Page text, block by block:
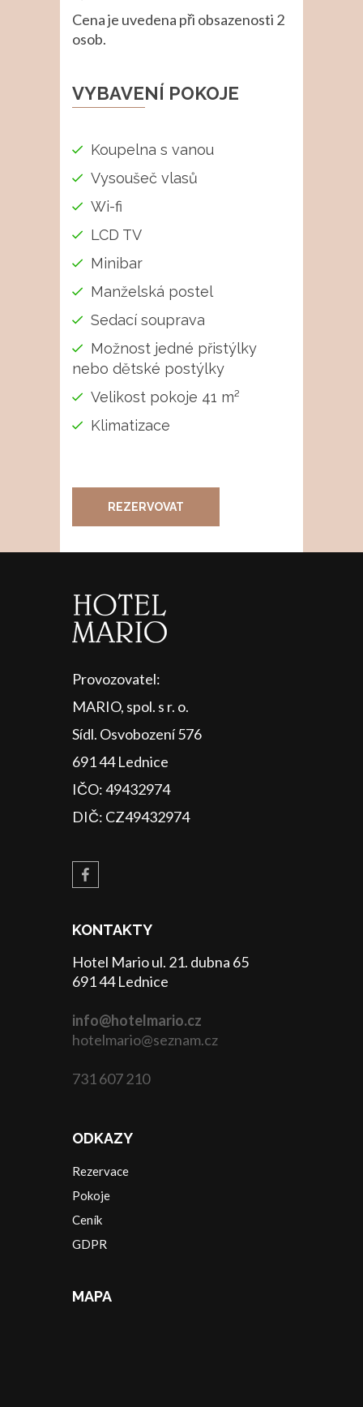
Cena je uvedena při obsazenosti 2
osob.
VYBAVENÍ POKOJE
Koupelna s vanou
Vysoušeč vlasů
Wi-fi
LCD TV
Minibar
Manželská postel
Sedací souprava
Možnost jedné přistýlky
nebo dětské postýlky
Velikost pokoje 41 m²
Klimatizace
REZERVOVAT
Provozovatel:
MARIO, spol. s r. o.
Sídl. Osvobození 576
691 44 Lednice
IČO: 49432974
DIČ: CZ49432974
KONTAKTY
Hotel Mario ul. 21. dubna 65
691 44 Lednice
info@hotelmario.cz
hotelmario@seznam.cz
731 607 210
ODKAZY
Rezervace
Pokoje
Ceník
GDPR
MAPA